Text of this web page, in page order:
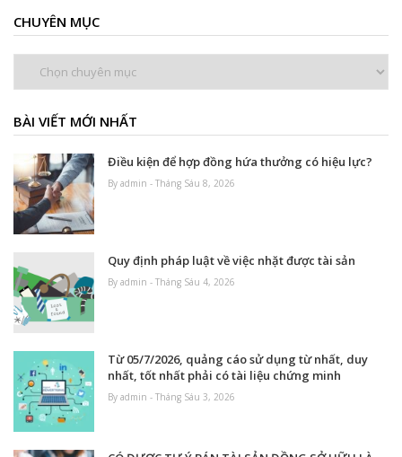
CHUYÊN MỤC
BÀI VIẾT MỚI NHẤT
Điều kiện để hợp đồng hứa thưởng có hiệu lực?
By admin - Tháng Sáu 8, 2026
Quy định pháp luật về việc nhặt được tài sản
By admin - Tháng Sáu 4, 2026
Từ 05/7/2026, quảng cáo sử dụng từ nhất, duy
nhất, tốt nhất phải có tài liệu chứng minh
By admin - Tháng Sáu 3, 2026